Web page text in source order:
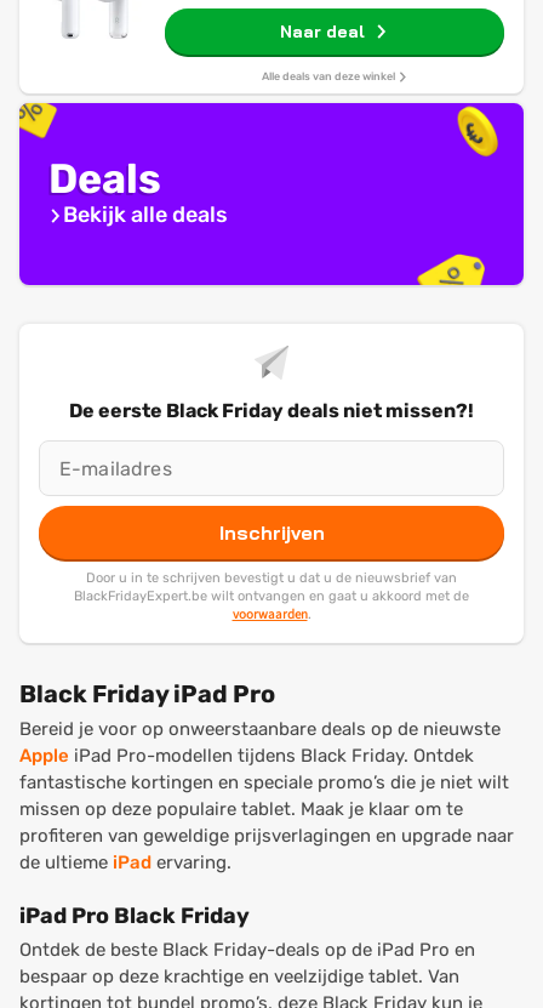
Naar deal
Alle deals van deze winkel
Deals
Bekijk alle deals
De eerste Black Friday deals niet missen?!
Inschrijven
Door u in te schrijven bevestigt u dat u de nieuwsbrief van
BlackFridayExpert.be wilt ontvangen en gaat u akkoord met de
voorwaarden.
Black Friday iPad Pro
Bereid je voor op onweerstaanbare deals op de nieuwste
Apple iPad Pro-modellen tijdens Black Friday. Ontdek
fantastische kortingen en speciale promo’s die je niet wilt
missen op deze populaire tablet. Maak je klaar om te
profiteren van geweldige prijsverlagingen en upgrade naar
de ultieme iPad ervaring.
iPad Pro Black Friday
Ontdek de beste Black Friday-deals op de iPad Pro en
bespaar op deze krachtige en veelzijdige tablet. Van
kortingen tot bundel promo’s, deze Black Friday kun je